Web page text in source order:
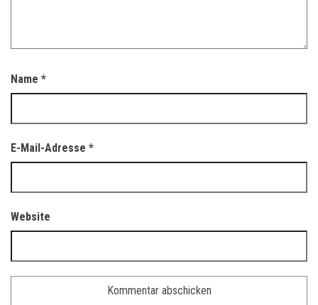
Name *
E-Mail-Adresse *
Website